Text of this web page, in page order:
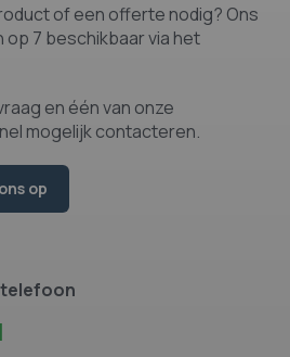
of een offerte nodig? Ons
op 7 beschikbaar via het
en één van onze
mogelijk contacteren.
op